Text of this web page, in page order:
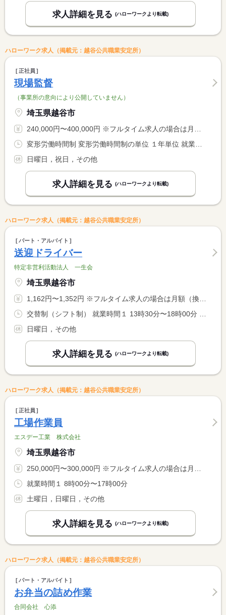
求人詳細を見る (ハローワークより転載)
ハローワーク求人（掲載元：越谷公共職業安定所）
正社員
現場監督
（事業所の意向により公開していません）
埼玉県越谷市
240,000円〜400,000円 ※フルタイム求人の場合は月額（換算額）、パート求人の場合は時間額を表示しています。
変形労働時間制 変形労働時間制の単位 １年単位 就業時間１ 8時00分〜17時30分
日曜日，祝日，その他
求人詳細を見る (ハローワークより転載)
ハローワーク求人（掲載元：越谷公共職業安定所）
パート・アルバイト
送迎ドライバー
特定非営利活動法人 一生会
埼玉県越谷市
1,162円〜1,352円 ※フルタイム求人の場合は月額（換算額）、パート求人の場合は時間額を表示しています。
交替制（シフト制） 就業時間１ 13時30分〜18時00分 就業時間２ 8時45分〜10時00分 就業時間３ 16時00分〜17時00分 又は 8時45分〜17時00分の時間の間の3時間程度 就業時間に関する特記事項 （１）平日（学校日） <BR> （２）土曜日、祝日、祝日（学校休校日） <BR> （３）土曜日、祝日、祝日（学校休校日） <BR> その他シフト有。
日曜日，その他
求人詳細を見る (ハローワークより転載)
ハローワーク求人（掲載元：越谷公共職業安定所）
正社員
工場作業員
エスデー工業 株式会社
埼玉県越谷市
250,000円〜300,000円 ※フルタイム求人の場合は月額（換算額）、パート求人の場合は時間額を表示しています。
就業時間１ 8時00分〜17時00分
土曜日，日曜日，その他
求人詳細を見る (ハローワークより転載)
ハローワーク求人（掲載元：越谷公共職業安定所）
パート・アルバイト
お弁当の詰め作業
合同会社 心添